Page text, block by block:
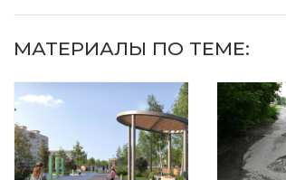
МАТЕРИАЛЫ ПО ТЕМЕ: